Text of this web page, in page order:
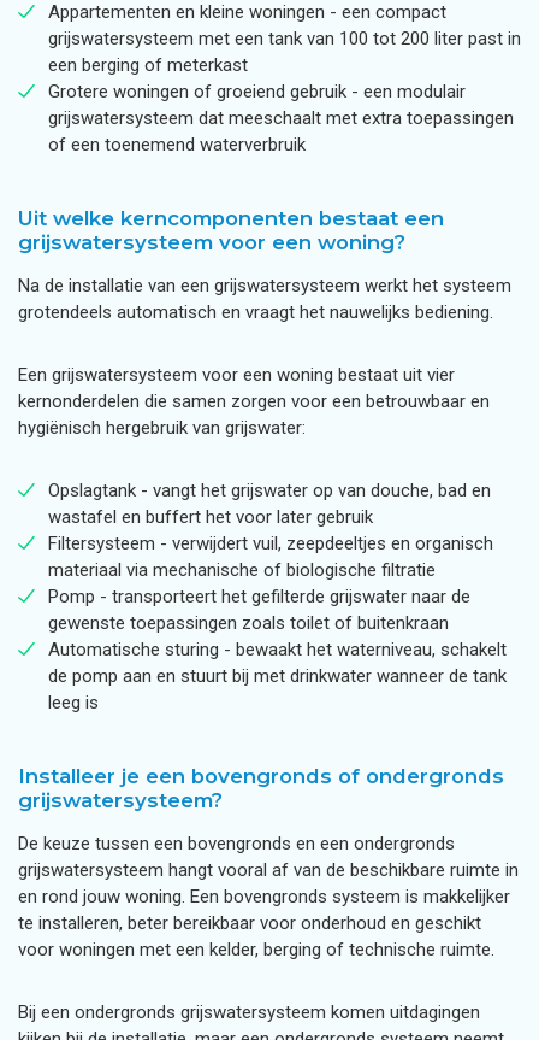
Appartementen en kleine woningen - een compact
grijswatersysteem met een tank van 100 tot 200 liter past in
een berging of meterkast
Grotere woningen of groeiend gebruik - een modulair
grijswatersysteem dat meeschaalt met extra toepassingen
of een toenemend waterverbruik
Uit welke kerncomponenten bestaat een
grijswatersysteem voor een woning?
Na de installatie van een grijswatersysteem werkt het systeem
grotendeels automatisch en vraagt het nauwelijks bediening.
Een grijswatersysteem voor een woning bestaat uit vier
kernonderdelen die samen zorgen voor een betrouwbaar en
hygiënisch hergebruik van grijswater:
Opslagtank - vangt het grijswater op van douche, bad en
wastafel en buffert het voor later gebruik
Filtersysteem - verwijdert vuil, zeepdeeltjes en organisch
materiaal via mechanische of biologische filtratie
Pomp - transporteert het gefilterde grijswater naar de
gewenste toepassingen zoals toilet of buitenkraan
Automatische sturing - bewaakt het waterniveau, schakelt
de pomp aan en stuurt bij met drinkwater wanneer de tank
leeg is
Installeer je een bovengronds of ondergronds
grijswatersysteem?
De keuze tussen een bovengronds en een ondergronds
grijswatersysteem hangt vooral af van de beschikbare ruimte in
en rond jouw woning. Een bovengronds systeem is makkelijker
te installeren, beter bereikbaar voor onderhoud en geschikt
voor woningen met een kelder, berging of technische ruimte.
Bij een ondergronds grijswatersysteem komen uitdagingen